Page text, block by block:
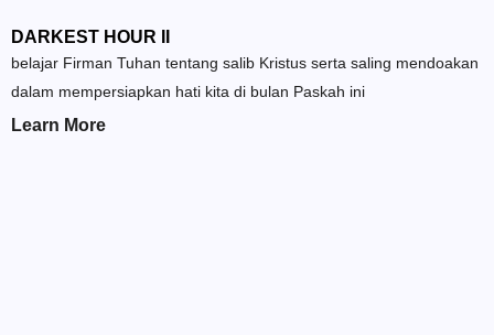
DARKEST HOUR II
belajar Firman Tuhan tentang salib Kristus serta saling mendoakan
dalam mempersiapkan hati kita di bulan Paskah ini
Learn More